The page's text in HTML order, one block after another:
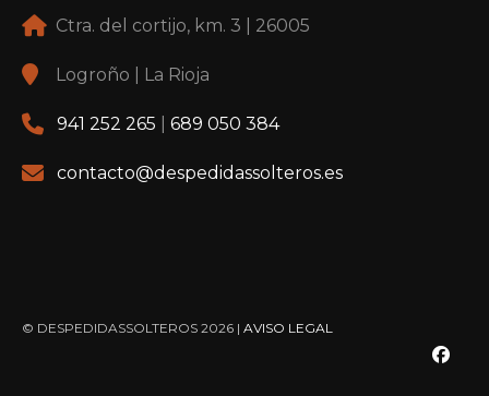
Ctra. del cortijo, km. 3 | 26005
Logroño | La Rioja
941 252 265 689 050 384
contacto@despedidassolteros.es
© DESPEDIDASSOLTEROS 2026 | AVISO LEGAL